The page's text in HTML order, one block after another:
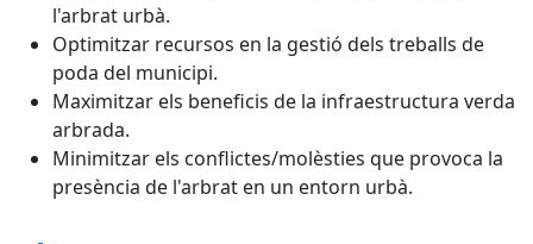
l'arbrat urbà.
Optimitzar recursos en la gestió dels treballs de
poda del municipi.
Maximitzar els beneficis de la infraestructura verda
arbrada.
Minimitzar els conflictes/molèsties que provoca la
presència de l'arbrat en un entorn urbà.